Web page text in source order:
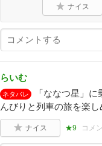
ナイス
らいむ
ネタバレ
「ななつ星」
んびりと列車の旅を楽
ナイス ★9 コメ